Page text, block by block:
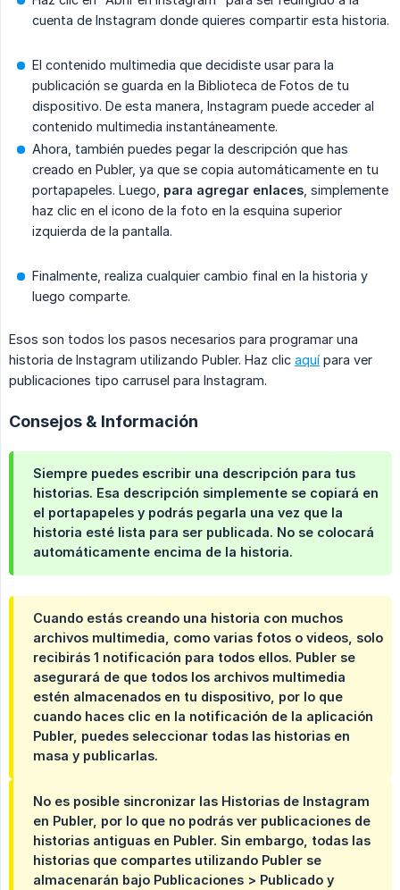
cuenta de Instagram donde quieres compartir esta historia.
El contenido multimedia que decidiste usar para la
publicación se guarda en la Biblioteca de Fotos de tu
dispositivo. De esta manera, Instagram puede acceder al
contenido multimedia instantáneamente.
Ahora, también puedes pegar la descripción que has
creado en Publer, ya que se copia automáticamente en tu
portapapeles. Luego, para agregar enlaces , simplemente
haz clic en el icono de la foto en la esquina superior
izquierda de la pantalla.
Finalmente, realiza cualquier cambio final en la historia y
luego comparte.
Esos son todos los pasos necesarios para programar una
historia de Instagram utilizando Publer. Haz clic aquí para ver
publicaciones tipo carrusel para Instagram.
Consejos & Información
Siempre puedes escribir una descripción para tus
historias. Esa descripción simplemente se copiará en
el portapapeles y podrás pegarla una vez que la
historia esté lista para ser publicada. No se colocará
automáticamente encima de la historia.
Cuando estás creando una historia con muchos
archivos multimedia, como varias fotos o videos, solo
recibirás 1 notificación para todos ellos. Publer se
asegurará de que todos los archivos multimedia
estén almacenados en tu dispositivo, por lo que
cuando haces clic en la notificación de la aplicación
Publer, puedes seleccionar todas las historias en
masa y publicarlas.
No es posible sincronizar las Historias de Instagram
en Publer, por lo que no podrás ver publicaciones de
historias antiguas en Publer. Sin embargo, todas las
historias que compartes utilizando Publer se
almacenarán bajo Publicaciones > Publicado y